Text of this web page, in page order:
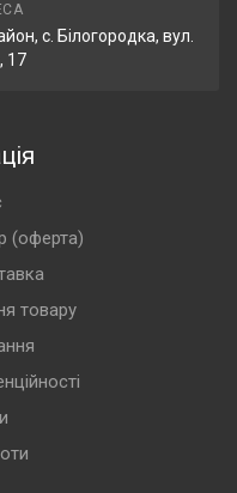
с. Білогородка, вул.
17
(оферта)
товару